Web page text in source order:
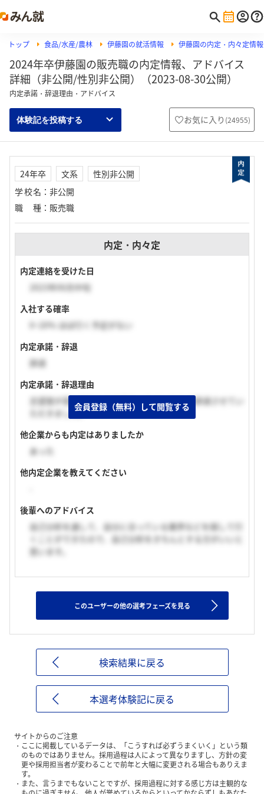
トップ 食品/水産/農林 伊藤園の就活情報 伊藤園の内定・内々定情
2024年卒伊藤園の販売職の内定情報、アドバイス
詳細（非公開/性別非公開）（2023-08-30公開）
内定承諾・辞退理由・アドバイス
体験記を投稿する お気に入り (24955)
24年卒 文系
性別非公開
学校名 ： 非公開
職種 ： 販売職
内定・内々定
内定連絡を受けた日
2023年06月中旬
入社する確率
0~20% ほぼ行く予定がない
内定承諾・辞退
辞退
内定承諾・辞退理由
志望度が高い他社から内定をいただいたため辞退させてい
ただきました。
他企業からも内定はありましたか
あった
他内定企業を教えてください
後輩へのアドバイス
自己分析を通して、自分に合っている業界などを探して行
くことができたので、自己分析をきちんとする方がいいと
思います。
会員登録（無料）して閲覧する
このユーザーの他の選考フェーズを見る
検索結果に戻る
本選考体験記に戻る
サイトからのご注意
ここに掲載しているデータは、「こうすれば必ずうまくいく」という類
のものではありません。採用過程は人によって異なりますし、方針の変
更や採用担当者が変わることで前年と大幅に変更される場合もありえま
す。
また、言うまでもないことですが、採用過程に対する感じ方は主観的な